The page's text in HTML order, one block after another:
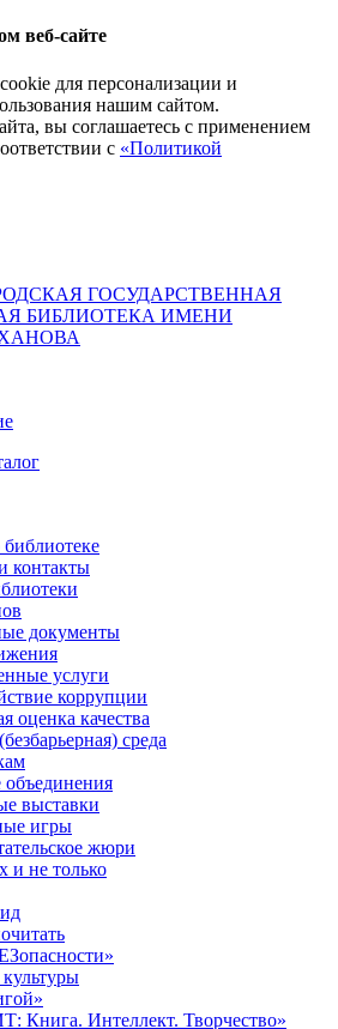
веб-сайте
для персонализации и
нашим сайтом.
вы соглашаетесь с применением
с «Политикой
ГОСУДАРСТВЕННАЯ
БИБЛИОТЕКА ИМЕНИ
контакты
документы
услуги
коррупции
оценка качества
среда
объединения
выставки
игры
жюри
и не только
Книга. Интеллект. Творчество»